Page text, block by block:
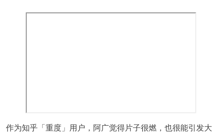
作为知乎「重度」用户，阿广觉得片子很燃，也很能引发大